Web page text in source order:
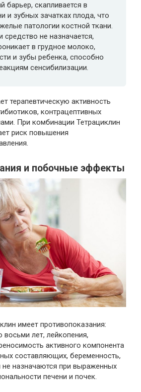
барьер, скапливается в
и зубных зачатках плода, что
патологии костной ткани.
средство не назначается,
в грудное молоко,
и зубы ребенка, способно
сенсибилизации.
терапевтическую активность
контрацептивных
При комбинации Тетрациклин
риск повышения
и побочные эффекты
имеет противопоказания:
восьми лет, лейкопения,
активного компонента
составляющих, беременность,
не назначаются при выраженных
печени и почек.